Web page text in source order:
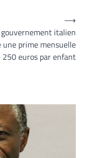
gouvernement italien
une prime mensuelle
250 euros par enfant
⟶